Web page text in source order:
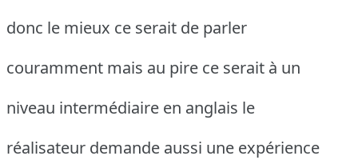
donc le mieux ce serait de parler
couramment mais au pire ce serait à un
niveau intermédiaire en anglais le
réalisateur demande aussi une expérience